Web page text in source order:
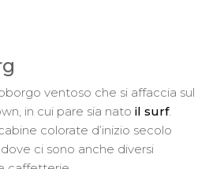
ventoso che si affaccia sul
in cui pare sia nato il surf.
colorate d’inizio secolo
ci sono anche diversi